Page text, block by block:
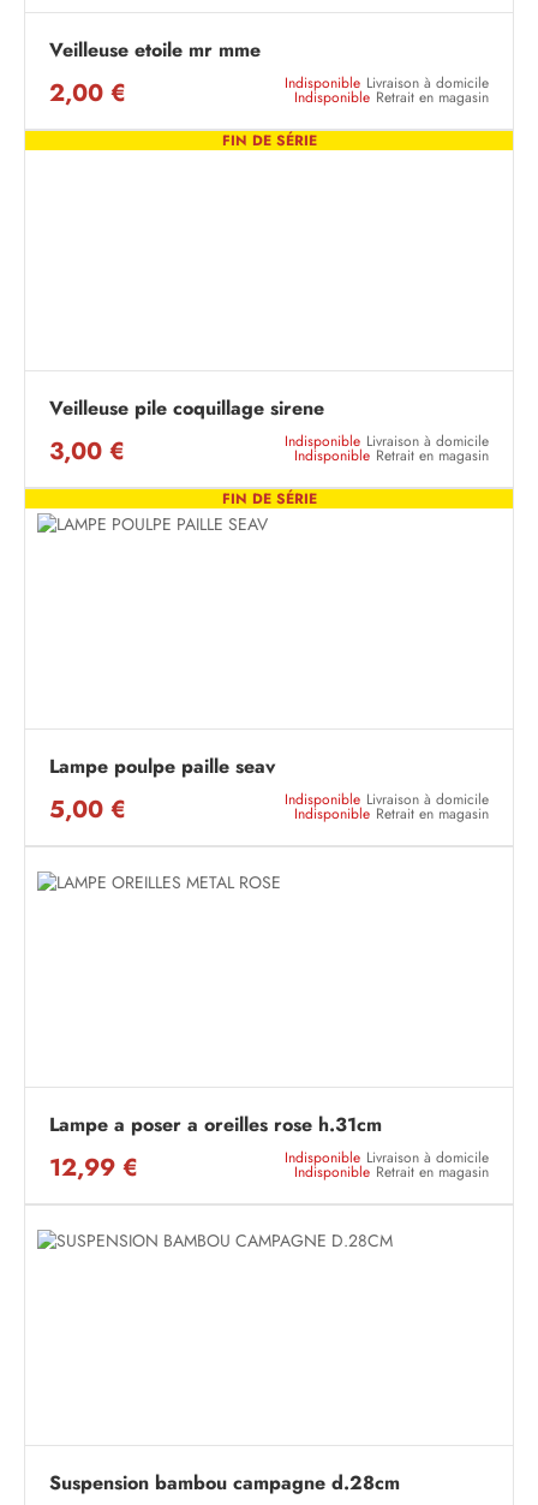
Veilleuse etoile mr mme
2,00 € Indisponible Livraison à domicile
Indisponible Retrait en magasin
FIN DE SÉRIE
Veilleuse pile coquillage sirene
3,00 € Indisponible Livraison à domicile
Indisponible Retrait en magasin
FIN DE SÉRIE
Lampe poulpe paille seav
5,00 € Indisponible Livraison à domicile
Indisponible Retrait en magasin
Lampe a poser a oreilles rose h.31cm
12,99 € Indisponible Livraison à domicile
Indisponible Retrait en magasin
Suspension bambou campagne d.28cm